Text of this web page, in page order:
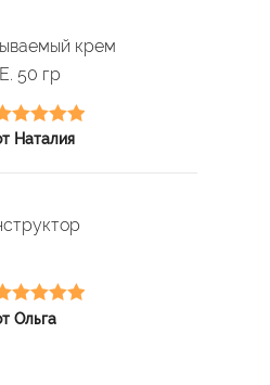
крем
50 гр
5из
Наталия
5
Ольга